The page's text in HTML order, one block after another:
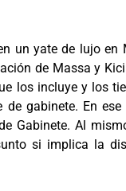
un yate de lujo en
de Massa y
los incluye y los
gabinete. En
Gabinete. Al
si implica la